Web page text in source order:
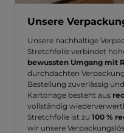
Unsere
Unsere nachhaltige
Stretchfolie verbindet
bewussten Umgang mit
durchdachten
Bestellung zuverlässig
Kartonage besteht aus
vollständig
Stretchfolie ist zu 100 %
wir unsere